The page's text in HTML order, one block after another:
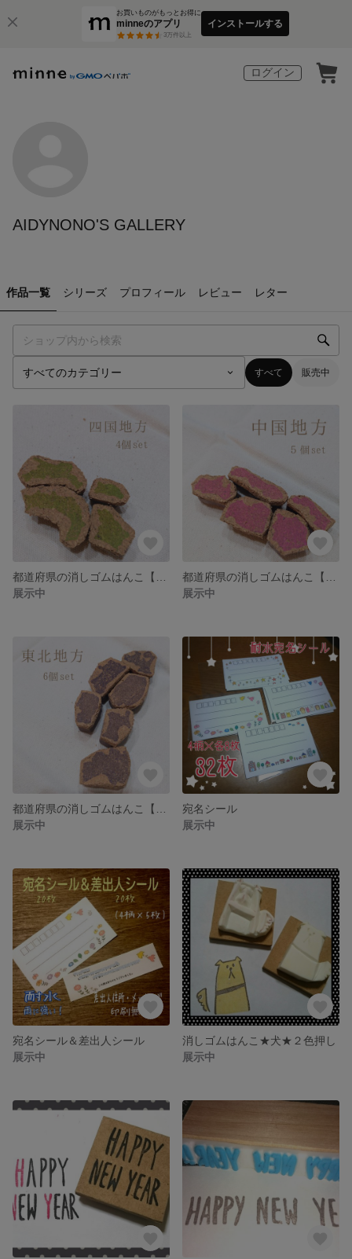
お買いものがもっとお得に
minneのアプリ
3万件以上
インストールする
ログイン
AIDYNONO'S GALLERY
作品一覧 シリーズ プロフィール レビュー レター
すべて 販売中
展示中
展示中
展示中
宛名シール
展示中
宛名シール＆差出人シール
展示中
消しゴムはんこ★犬★２色押し
展示中